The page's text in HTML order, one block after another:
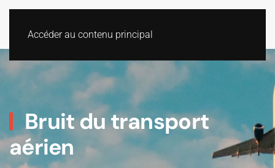
Accéder au contenu principal
Bruit du transport
aérien